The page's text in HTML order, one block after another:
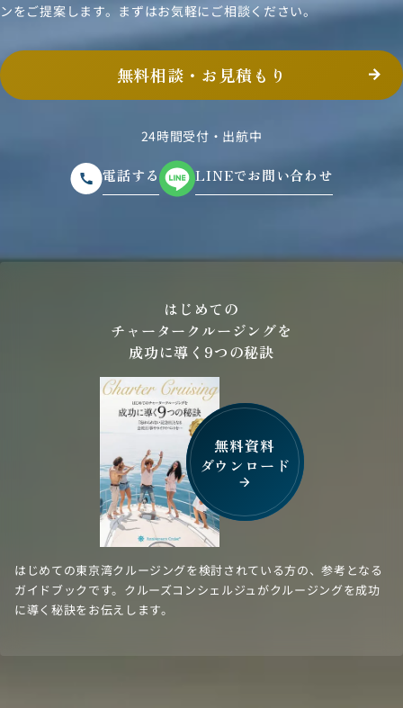
ンをご提案します。まずはお気軽にご相談ください。
無料相談・お見積もり
24時間受付・出航中
電話する LINEでお問い合わせ
はじめての
チャータークルージングを
成功に導く9つの秘訣
無料資料
ダウンロード
arrow_forward
はじめての東京湾クルージングを検討されている方の、参考となる
ガイドブックです。クルーズコンシェルジュがクルージングを成功
に導く秘訣をお伝えします。